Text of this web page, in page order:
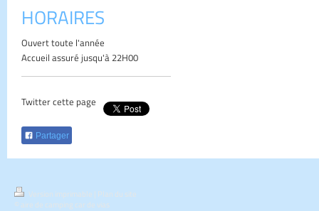
HORAIRES
Ouvert toute l'année
Accueil assuré jusqu'à 22H00
Twitter cette page
Partager
Version imprimable Plan du site
© aire de camping car de vias